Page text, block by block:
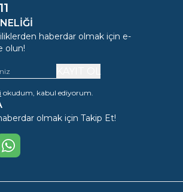
haberdar olmak için e-
olun!
okudum, kabul ediyorum.
olmak için Takip Et!